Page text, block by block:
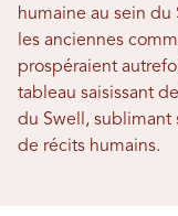
humaine au sein
les anciennes
prospéraient
tableau saisissant
du Swell, sublimant
de récits humains.